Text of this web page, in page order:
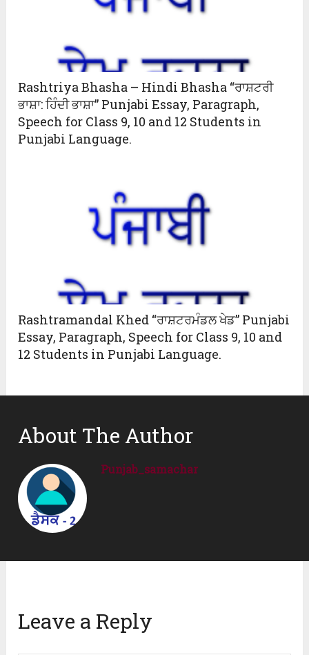
Rashtriya Bhasha – Hindi Bhasha “ਰਾਸ਼ਟਰੀ
ਭਾਸ਼ਾ: ਹਿੰਦੀ ਭਾਸ਼ਾ” Punjabi Essay, Paragraph,
Speech for Class 9, 10 and 12 Students in
Punjabi Language.
Rashtramandal Khed “ਰਾਸ਼ਟਰਮੰਡਲ ਖੇਡ” Punjabi
Essay, Paragraph, Speech for Class 9, 10 and
12 Students in Punjabi Language.
About The Author
Punjab_samachar
Leave a Reply